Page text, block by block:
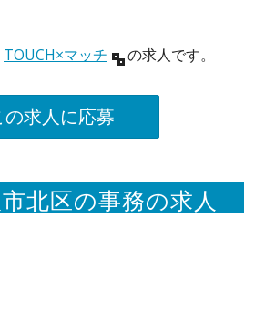
TOUCH×マッチ の求人です。
の求人に応募
北区の事務の求人